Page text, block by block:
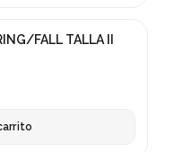
FALL TALLA II